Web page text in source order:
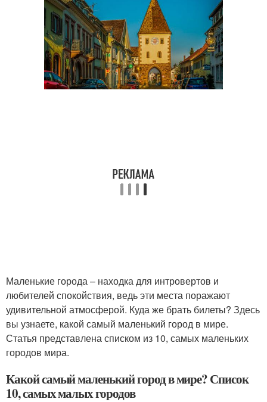
Маленькие города – находка для интровертов и
любителей спокойствия, ведь эти места поражают
удивительной атмосферой. Куда же брать билеты? Здесь
вы узнаете, какой самый маленький город в мире.
Статья представлена списком из 10, самых маленьких
городов мира.
Какой самый маленький город в мире? Список
10, самых малых городов